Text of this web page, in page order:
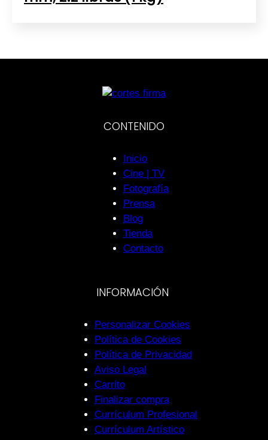
CONTENIDO
Inicio
Cine | TV
Fotografía
Prensa
Blog
Tienda
Contacto
INFORMACIÓN
Personalizar Cookies
Política de Cookies
Política de Privacidad
Aviso Legal
Carrito
Finalizar compra
Currículum Profesional
Currículum Artístico